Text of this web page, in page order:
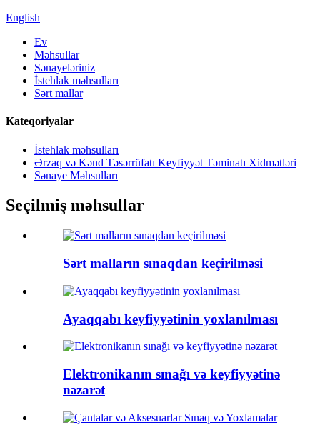
English
Ev
Məhsullar
Sənayeləriniz
İstehlak məhsulları
Sərt mallar
Kateqoriyalar
İstehlak məhsulları
Ərzaq və Kənd Təsərrüfatı Keyfiyyət Təminatı Xidmətləri
Sənaye Məhsulları
Seçilmiş məhsullar
Sərt malların sınaqdan keçirilməsi
Ayaqqabı keyfiyyətinin yoxlanılması
Elektronikanın sınağı və keyfiyyətinə
nəzarət